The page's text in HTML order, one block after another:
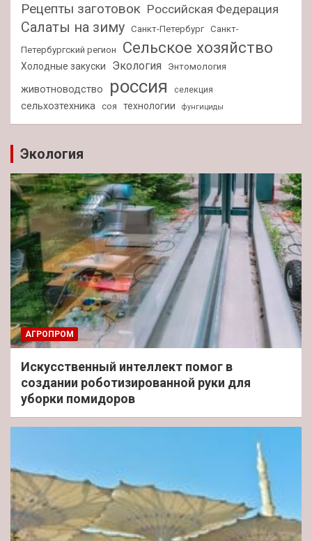
Рецепты заготовок Российская Федерация
Салаты на зиму Санкт-Петербург Санкт-
Петербургский регион
Сельское хозяйство
Холодные закуски Экология Энтомология
животноводство россия селекция
сельхозтехника соя технологии фунгициды
Экология
АГРОПРОМ
Искусственный интеллект помог в
создании роботизированной руки для
уборки помидоров